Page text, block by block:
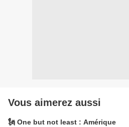
Vous aimerez aussi
🗽 One but not least : Amérique